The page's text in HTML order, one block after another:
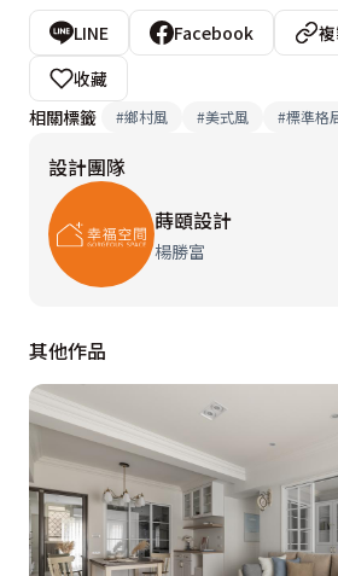
適、光亮溫馨的美式鄉村空間。
從玄關開始以暖白色花磚作為起始，
間溫潤雅緻，在特色美式風格門板
手，點綴空間細緻和諧。
在空間設計上，透過玄關深色大門
線條燈光修飾，讓原先樑體的存在感
明亮空間的功能性，成為一道亮點
開放中島廚房的夢想，去除隔間拓
靈活、悠然自在。
廚房透過木質橫樑設計、原有樑體
LINE Facebook
收藏
相關標籤
#鄉村風 #美式風 #標準格
設計團隊
蒔頤設計
楊勝富
其他作品